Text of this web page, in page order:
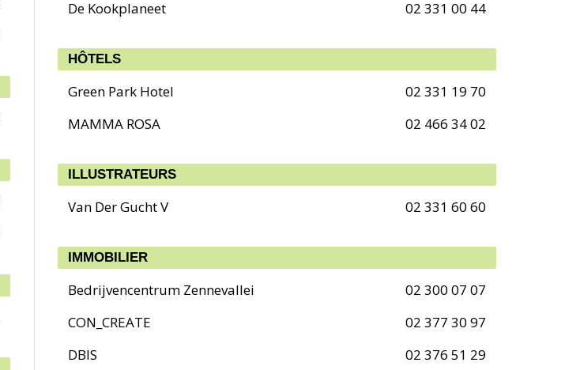
De Kookplaneet 02 331 00 44
HÔTELS
Green Park Hotel
02 331 19 70
MAMMA ROSA
02 466 34 02
ILLUSTRATEURS
Van Der Gucht V 02 331 60 60
IMMOBILIER
Bedrijvencentrum Zennevallei
02 300 07 07
CON_CREATE
02 377 30 97
DBIS
02 376 51 29